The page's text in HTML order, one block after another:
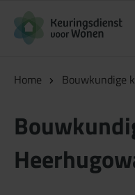
Home Bouwkundige